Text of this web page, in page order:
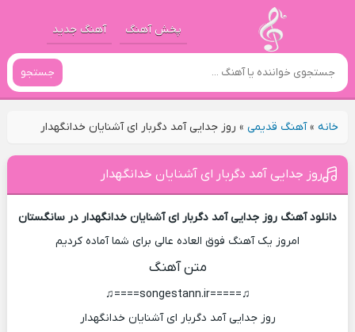
پخش آهنگ آهنگ جدید
جستجو
خانه»آهنگ قدیمی» روز جدایی آمد دگربار ای آشنایان خدانگهدار
روز جدایی آمد دگربار ای آشنایان خدانگهدار
دانلود آهنگ روز جدایی آمد دگربار ای آشنایان خدانگهدار در سانگستان
امروز یک آهنگ فوق العاده عالی برای شما آماده کردیم
متن آهنگ
♫=====songestann.ir====♫
روز جدایی آمد دگربار ای آشنایان خدانگهدار